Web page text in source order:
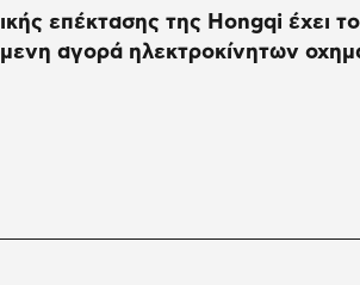
επέκτασης της Hongqi έχει
αγορά ηλεκτροκίνητων